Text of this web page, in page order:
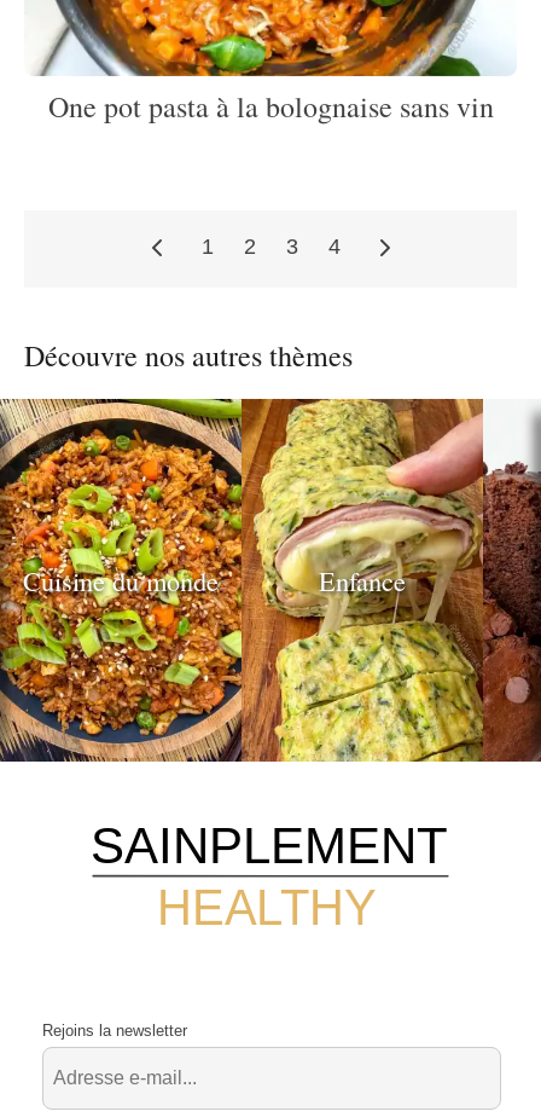
One pot pasta à la bolognaise sans vin
Pagination
des
publications
1 2 3 4
Découvre nos autres thèmes
Cuisine du monde Enfance
HEALTHY
SAINPLEMENT
Rejoins la newsletter